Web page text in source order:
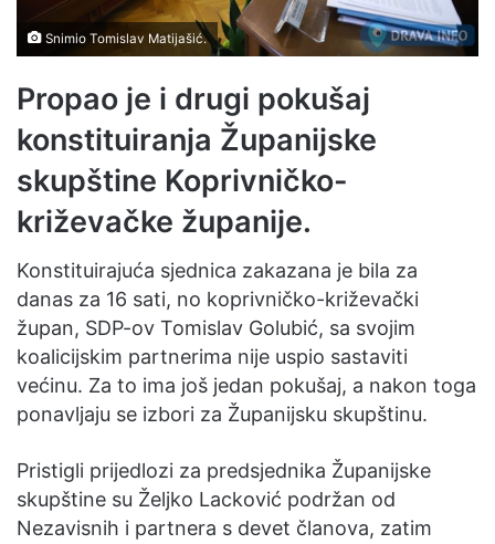
Snimio Tomislav Matijašić.
Propao je i drugi pokušaj
konstituiranja Županijske
skupštine Koprivničko-
križevačke županije.
Konstituirajuća sjednica zakazana je bila za
danas za 16 sati, no koprivničko-križevački
župan, SDP-ov Tomislav Golubić, sa svojim
koalicijskim partnerima nije uspio sastaviti
većinu. Za to ima još jedan pokušaj, a nakon toga
ponavljaju se izbori za Županijsku skupštinu.
Pristigli prijedlozi za predsjednika Županijske
skupštine su Željko Lacković podržan od
Nezavisnih i partnera s devet članova, zatim